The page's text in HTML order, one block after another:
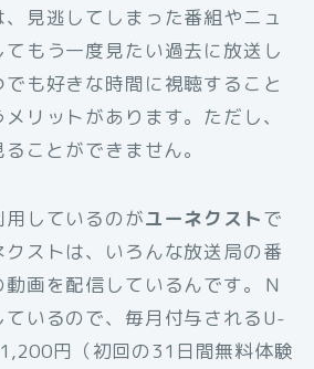
見逃してしまった番組やニュ
もう一度見たい過去に放送し
も好きな時間に視聴すること
リットがあります。ただし、
ことができません。
しているのがユーネクストで
ストは、いろんな放送局の番
画を配信しているんです。Ｎ
ているので、毎月付与されるU-
円（初回の31日間無料体験